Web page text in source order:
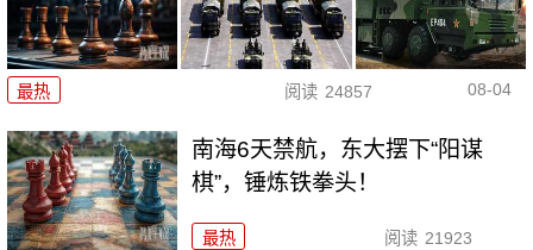
最热 阅读 24857 08-04
南海6天禁航，东大摆下“阳谋
棋”，锤炼铁拳头！
最热 阅读 21923